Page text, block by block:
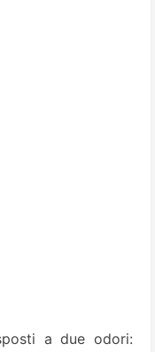
a due odori: